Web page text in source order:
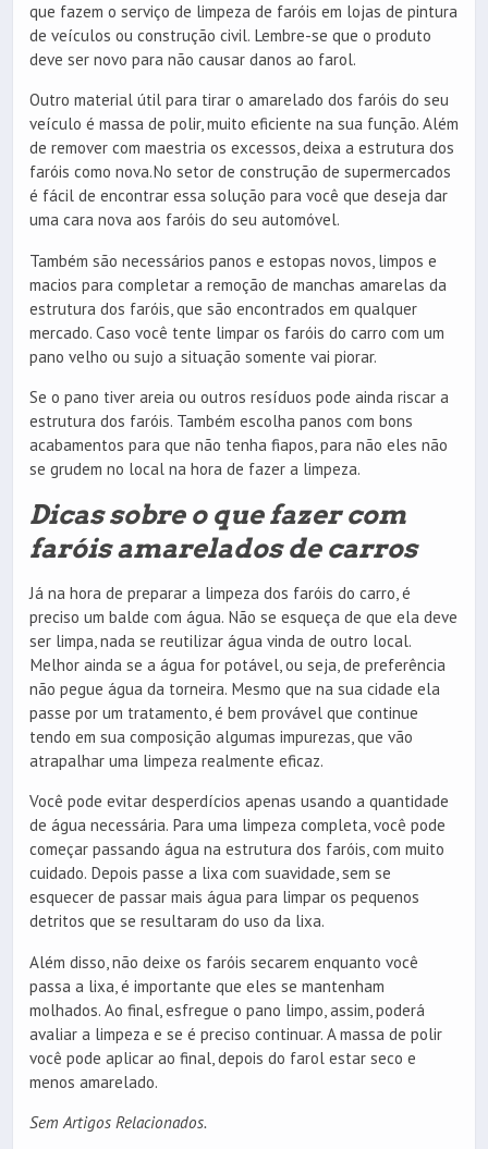
que fazem o serviço de limpeza de faróis em lojas de pintura
de veículos ou construção civil. Lembre-se que o produto
deve ser novo para não causar danos ao farol.
Outro material útil para tirar o amarelado dos faróis do seu
veículo é massa de polir, muito eficiente na sua função. Além
de remover com maestria os excessos, deixa a estrutura dos
faróis como nova.No setor de construção de supermercados
é fácil de encontrar essa solução para você que deseja dar
uma cara nova aos faróis do seu automóvel.
Também são necessários panos e estopas novos, limpos e
macios para completar a remoção de manchas amarelas da
estrutura dos faróis, que são encontrados em qualquer
mercado. Caso você tente limpar os faróis do carro com um
pano velho ou sujo a situação somente vai piorar.
Se o pano tiver areia ou outros resíduos pode ainda riscar a
estrutura dos faróis. Também escolha panos com bons
acabamentos para que não tenha fiapos, para não eles não
se grudem no local na hora de fazer a limpeza.
Dicas sobre o que fazer com
faróis amarelados de carros
Já na hora de preparar a limpeza dos faróis do carro, é
preciso um balde com água. Não se esqueça de que ela deve
ser limpa, nada se reutilizar água vinda de outro local.
Melhor ainda se a água for potável, ou seja, de preferência
não pegue água da torneira. Mesmo que na sua cidade ela
passe por um tratamento, é bem provável que continue
tendo em sua composição algumas impurezas, que vão
atrapalhar uma limpeza realmente eficaz.
Você pode evitar desperdícios apenas usando a quantidade
de água necessária. Para uma limpeza completa, você pode
começar passando água na estrutura dos faróis, com muito
cuidado. Depois passe a lixa com suavidade, sem se
esquecer de passar mais água para limpar os pequenos
detritos que se resultaram do uso da lixa.
Além disso, não deixe os faróis secarem enquanto você
passa a lixa, é importante que eles se mantenham
molhados. Ao final, esfregue o pano limpo, assim, poderá
avaliar a limpeza e se é preciso continuar. A massa de polir
você pode aplicar ao final, depois do farol estar seco e
menos amarelado.
Sem Artigos Relacionados.